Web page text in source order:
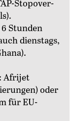
Stopover-
Stunden
dienstags,
Afrijet
oder
für EU-